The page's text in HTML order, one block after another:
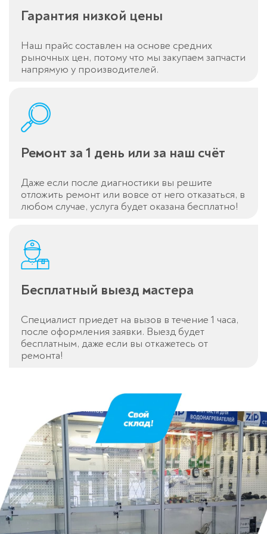
Гарантия низкой цены
Наш прайс составлен на основе средних
рыночных цен, потому что мы закупаем запчасти
напрямую у производителей.
Ремонт за 1 день или за наш счёт
Даже если после диагностики вы решите
отложить ремонт или вовсе от него отказаться, в
любом случае, услуга будет оказана бесплатно!
Бесплатный выезд мастера
Специалист приедет на вызов в течение 1 часа,
после оформления заявки. Выезд будет
бесплатным, даже если вы откажетесь от
ремонта!